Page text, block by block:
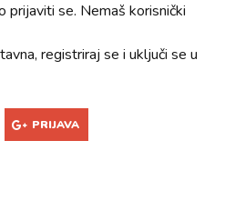
prijaviti se. Nemaš korisnički
registriraj se i uključi se u
PRIJAVA